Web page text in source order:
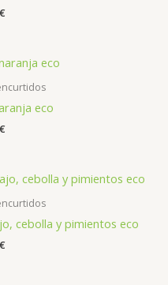
€
eco
€
cebolla y pimientos eco
€